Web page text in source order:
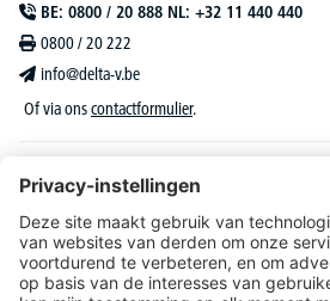
BE: 0800 / 20 888 NL: +32 11 440 440
0800 / 20 222
info@delta-v.be
Of via onscontactformulier.
DELTA-V Lucas
Klantenservice
Over DELTA-V